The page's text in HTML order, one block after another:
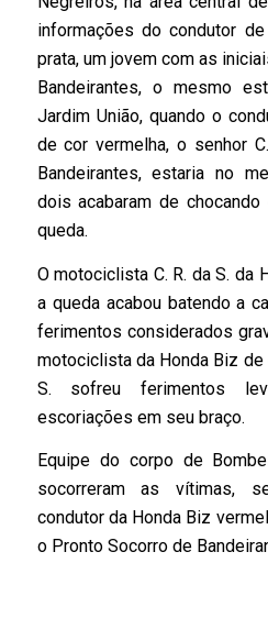
informações do condutor
prata, um jovem com as
Bandeirantes, o mesmo
Jardim União, quando o
de cor vermelha, o senhor
Bandeirantes, estaria no
dois acabaram de
queda.
O motociclista C. R. da S. da
a queda acabou batendo a
ferimentos considerados
motociclista da Honda Biz de
S. sofreu ferimentos
escoriações em seu braço.
Equipe do corpo de
socorreram as vítimas,
condutor da Honda Biz
o Pronto Socorro de